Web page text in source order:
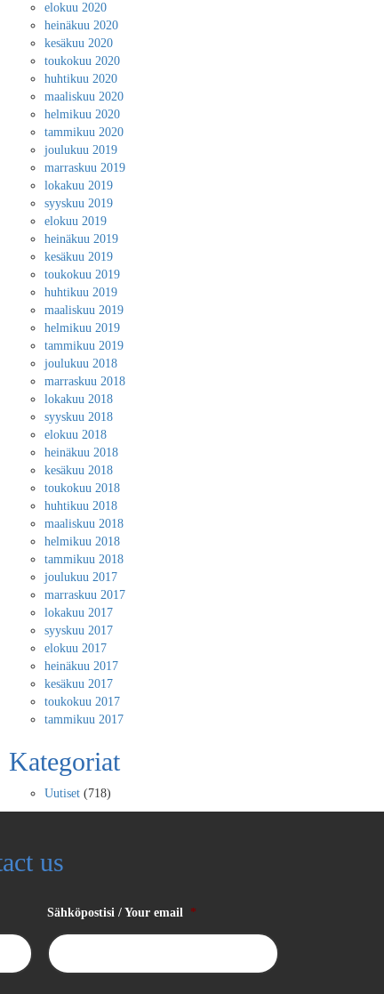
elokuu 2020
heinäkuu 2020
kesäkuu 2020
toukokuu 2020
huhtikuu 2020
maaliskuu 2020
helmikuu 2020
tammikuu 2020
joulukuu 2019
marraskuu 2019
lokakuu 2019
syyskuu 2019
elokuu 2019
heinäkuu 2019
kesäkuu 2019
toukokuu 2019
huhtikuu 2019
maaliskuu 2019
helmikuu 2019
tammikuu 2019
joulukuu 2018
marraskuu 2018
lokakuu 2018
syyskuu 2018
elokuu 2018
heinäkuu 2018
kesäkuu 2018
toukokuu 2018
huhtikuu 2018
maaliskuu 2018
helmikuu 2018
tammikuu 2018
joulukuu 2017
marraskuu 2017
lokakuu 2017
syyskuu 2017
elokuu 2017
heinäkuu 2017
kesäkuu 2017
toukokuu 2017
tammikuu 2017
Kategoriat
Uutiset (718)
us
Sähköpostisi / Your email *